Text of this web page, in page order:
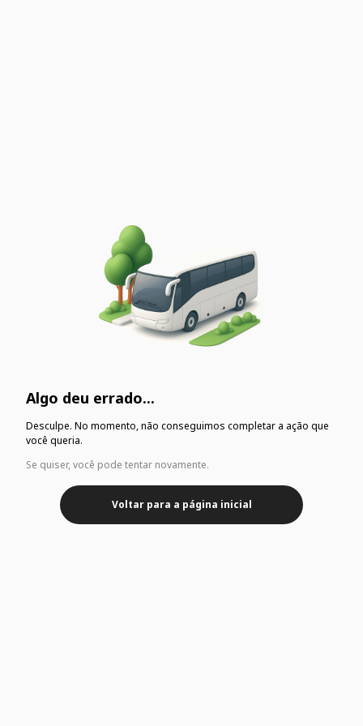
Algo deu errado...
Desculpe. No momento, não conseguimos completar a ação que
você queria.
Se quiser, você pode tentar novamente.
Voltar para a página inicial